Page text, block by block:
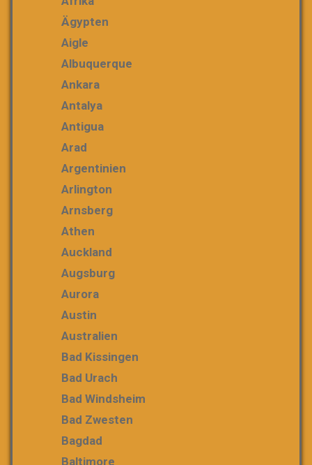
Ägypten
Aigle
Albuquerque
Ankara
Antalya
Antigua
Arad
Argentinien
Arlington
Arnsberg
Athen
Auckland
Augsburg
Aurora
Austin
Australien
Bad Kissingen
Bad Urach
Bad Windsheim
Bad Zwesten
Bagdad
Baltimore